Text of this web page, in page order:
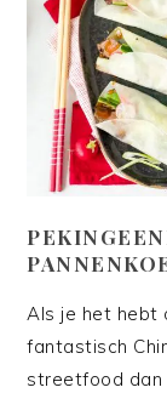
Als je het hebt
fantastisch
streetfood dan